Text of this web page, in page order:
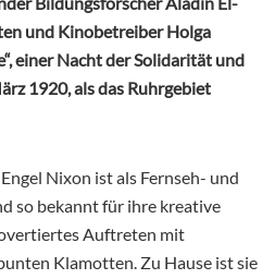
und Kinobetreiber Holga
einer Nacht der Solidarität und
1920, als das Ruhrgebiet
Nixon ist als Fernseh- und
so bekannt für ihre kreative
Auftreten mit
Klamotten. Zu Hause ist sie